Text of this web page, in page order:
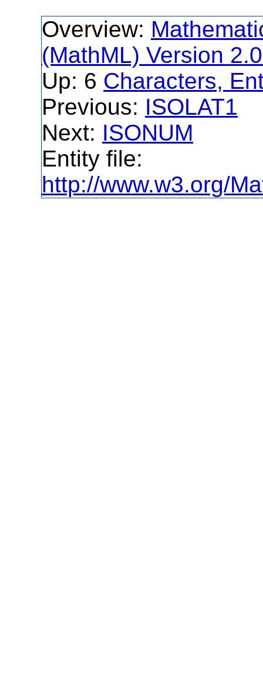
Overview:
(MathML) Version
Up: 6 Characters,
Previous: ISOLAT1
Next: ISONUM
Entity file:
http://www.w3.org/